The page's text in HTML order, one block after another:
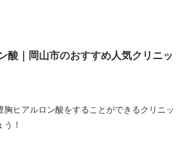
酸｜岡山市のおすすめ人気クリニッ
胸ヒアルロン酸をすることができるクリニッ
！